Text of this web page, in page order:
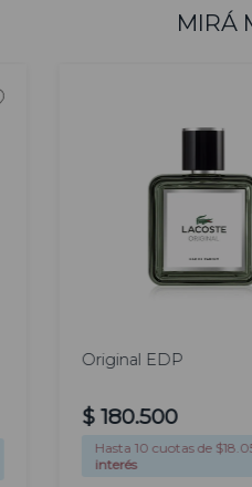
MIRÁ
100
Original EDP
$ 180.500
Hasta 10 cuotas de $
interés